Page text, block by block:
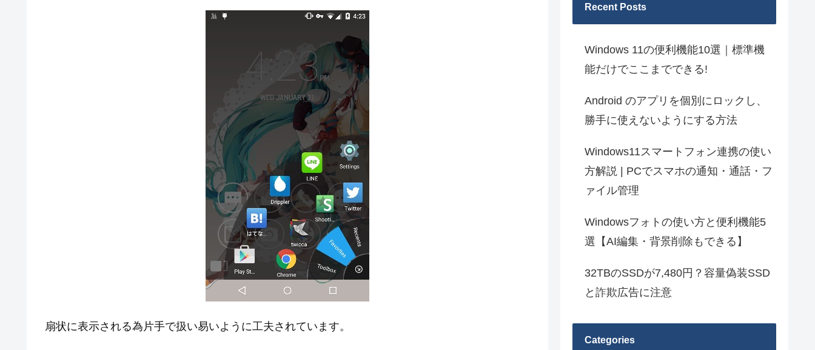
扇状に表示される為片手で扱い易いように工夫されています。
Recent Posts
Windows 11の便利機能10選｜標準機
能だけでここまでできる!
Android のアプリを個別にロックし、
勝手に使えないようにする方法
Windows11スマートフォン連携の使い
方解説 | PCでスマホの通知・通話・フ
ァイル管理
Windowsフォトの使い方と便利機能5
選【AI編集・背景削除もできる】
32TBのSSDが7,480円？容量偽装SSD
と詐欺広告に注意
Categories